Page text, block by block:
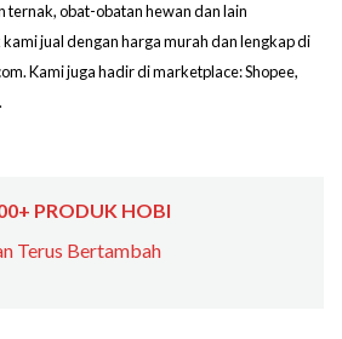
ternak, obat-obatan hewan dan lain
jual dengan harga murah dan lengkap di
Kami juga hadir di marketplace: Shopee,
PRODUK HOBI
Terus Bertambah